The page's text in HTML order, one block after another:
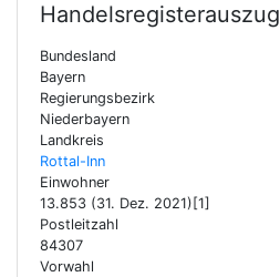
Handelsregisterauszug
Bundesland
Bayern
Regierungsbezirk
Niederbayern
Landkreis
Rottal-Inn
Einwohner
13.853 (31. Dez. 2021)[1]
Postleitzahl
84307
Vorwahl